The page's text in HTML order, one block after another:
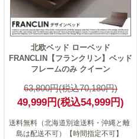
北欧ベッド ローベッド
FRANCLIN【フランクリン】ベッド
フレームのみ クイーン
63,800円(税込70,180円)
49,999円(税込54,999円)
送料無料（北海道別途送料・沖縄と離
島は配送不可）【時間指定不可】